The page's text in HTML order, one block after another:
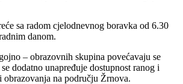
sa radom cjelodnevnog boravka od 6.30
danom.
– obrazovnih skupina povećavaju se
dodatno unapređuje dostupnost ranog i
obrazovanja na području Žrnova.